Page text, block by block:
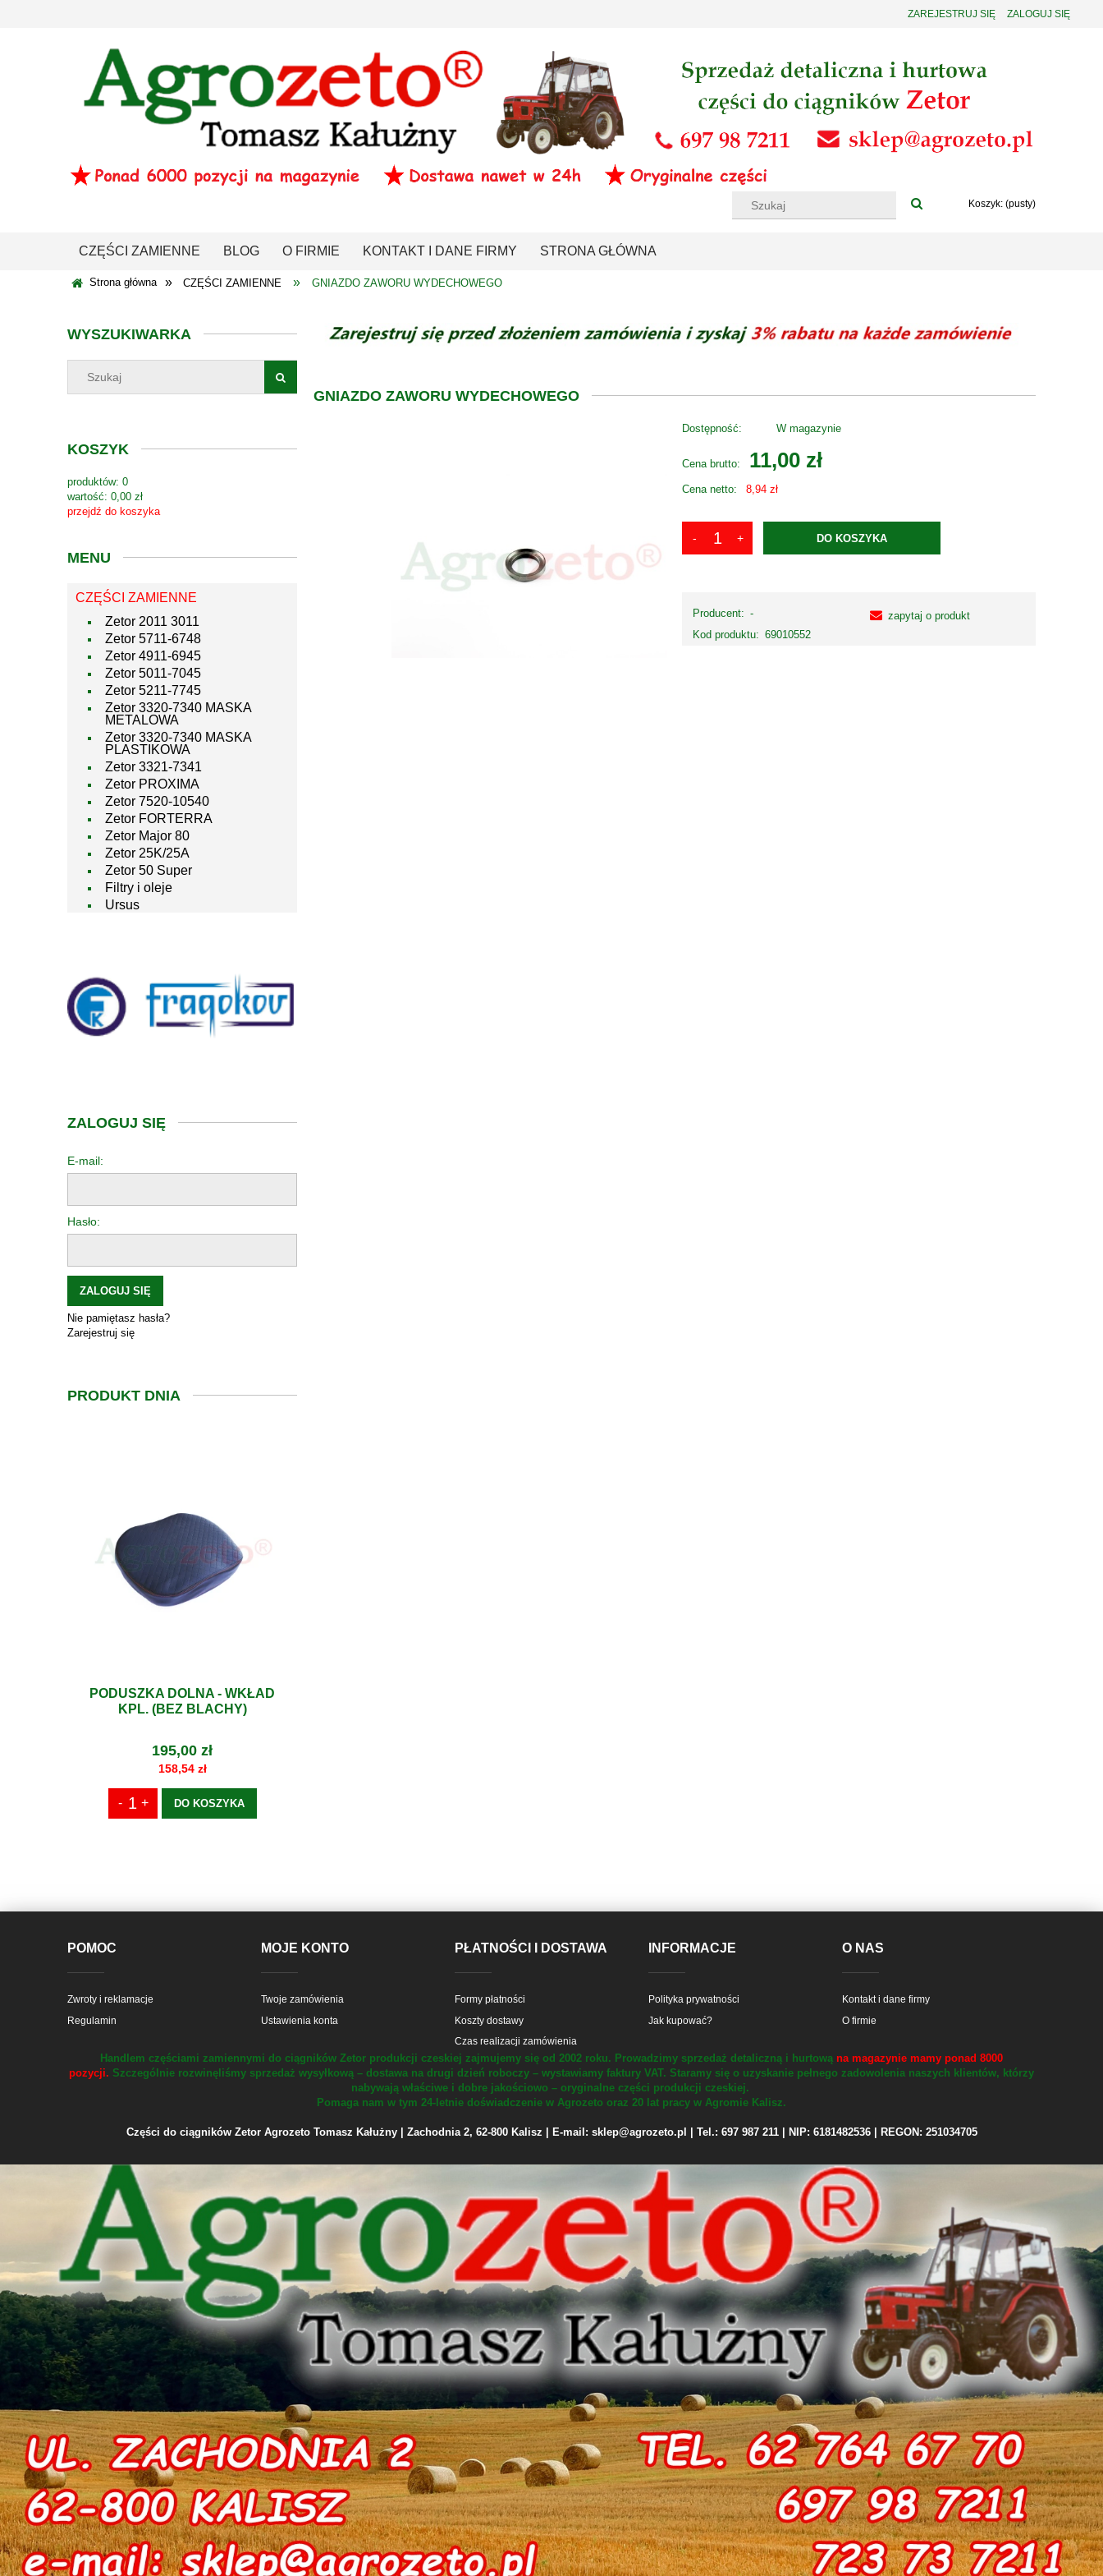
ZAREJESTRUJ SIĘ ZALOGUJ SIĘ
Koszyk: (pusty)
CZĘŚCI ZAMIENNE BLOG O FIRMIE KONTAKT I DANE FIRMY STRONA GŁÓWNA
Strona główna » CZĘŚCI ZAMIENNE » GNIAZDO ZAWORU WYDECHOWEGO
WYSZUKIWARKA
KOSZYK
produktów: 0
wartość: 0,00 zł
przejdź do koszyka
MENU
CZĘŚCI ZAMIENNE
Zetor 2011 3011
Zetor 5711-6748
Zetor 4911-6945
Zetor 5011-7045
Zetor 5211-7745
Zetor 3320-7340 MASKA
METALOWA
Zetor 3320-7340 MASKA
PLASTIKOWA
Zetor 3321-7341
Zetor PROXIMA
Zetor 7520-10540
Zetor FORTERRA
Zetor Major 80
Zetor 25K/25A
Zetor 50 Super
Filtry i oleje
Ursus
ZALOGUJ SIĘ
E-mail:
Hasło:
ZALOGUJ SIĘ
Nie pamiętasz hasła?
Zarejestruj się
PRODUKT DNIA
PODUSZKA DOLNA - WKŁAD
KPL. (BEZ BLACHY)
195,00 zł
158,54 zł
DO KOSZYKA
GNIAZDO ZAWORU WYDECHOWEGO
Dostępność: W magazynie
Cena brutto: 11,00 zł
Cena netto: 8,94 zł
DO KOSZYKA
Producent: -
Kod produktu: 69010552
zapytaj o produkt
POMOC
Zwroty i reklamacje
Regulamin
MOJE KONTO
Twoje zamówienia
Ustawienia konta
PŁATNOŚCI I DOSTAWA
Formy płatności
Koszty dostawy
Czas realizacji zamówienia
INFORMACJE
Polityka prywatności
Jak kupować?
O NAS
Kontakt i dane firmy
O firmie
Handlem częściami zamiennymi do ciągników Zetor produkcji czeskiej zajmujemy się od 2002 roku. Prowadzimy sprzedaż detaliczną i hurtową na magazynie mamy ponad 8000
pozycji. Szczególnie rozwinęliśmy sprzedaż wysyłkową – dostawa na drugi dzień roboczy – wystawiamy faktury VAT. Staramy się o uzyskanie pełnego zadowolenia naszych klientów, którzy
nabywają właściwe i dobre jakościowo – oryginalne części produkcji czeskiej.
Pomaga nam w tym 24-letnie doświadczenie w Agrozeto oraz 20 lat pracy w Agromie Kalisz.
Części do ciągników Zetor Agrozeto Tomasz Kałużny | Zachodnia 2, 62-800 Kalisz | E-mail: sklep@agrozeto.pl | Tel.: 697 987 211 | NIP: 6181482536 | REGON: 251034705